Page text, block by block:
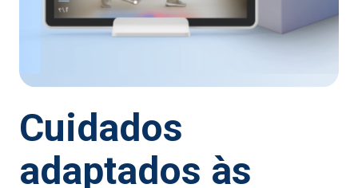
Cuidados
adaptados às